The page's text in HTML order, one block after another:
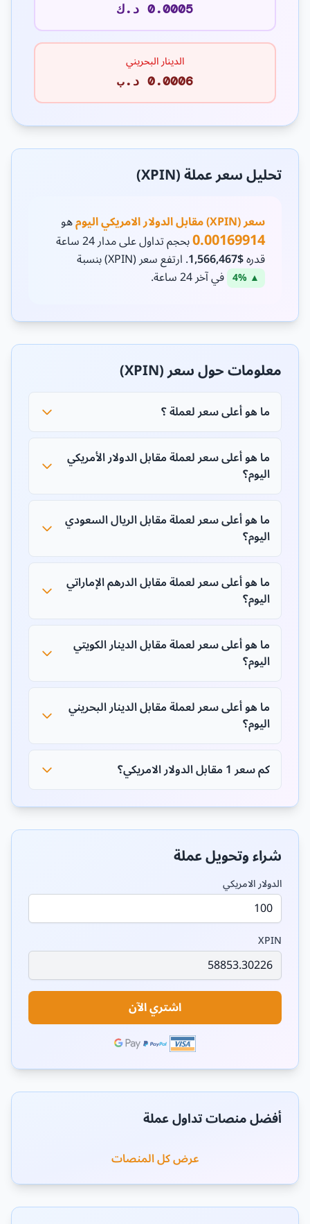
0.0005 د.ك
الدينار البحريني
0.0006 د.ب
تحليل سعر عملة (XPIN)
سعر (XPIN) مقابل الدولار الامريكي اليوم هو
0.00169914 بحجم تداول على مدار 24 ساعة
قدره$1,566,467 . ارتفع سعر (XPIN) بنسبة
▲ 4% في آخر 24 ساعة.
معلومات حول سعر (XPIN)
ما هو أعلى سعر لعملة ؟
ما هو أعلى سعر لعملة مقابل الدولار الأمريكي
اليوم؟
ما هو أعلى سعر لعملة مقابل الريال السعودي
اليوم؟
ما هو أعلى سعر لعملة مقابل الدرهم الإماراتي
اليوم؟
ما هو أعلى سعر لعملة مقابل الدينار الكويتي
اليوم؟
ما هو أعلى سعر لعملة مقابل الدينار البحريني
اليوم؟
كم سعر 1 مقابل الدولار الامريكي؟
شراء وتحويل عملة
الدولار الامريكي
XPIN
اشتري الآن
أفضل منصات تداول عملة
عرض كل المنصات